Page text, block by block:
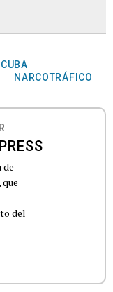
CUBA
NARCOTRÁFICO
de
del